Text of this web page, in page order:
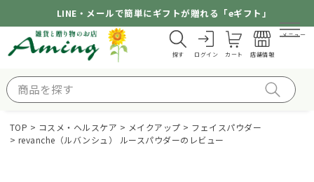
LINE・メールで簡単にギフトが贈れる「eギフト」
探す ログイン カート 店舗情報
メニュー
TOP コスメ・ヘルスケア メイクアップ
フェイスパウダー
revanche（ルバンシュ） ルースパウダーのレビュー